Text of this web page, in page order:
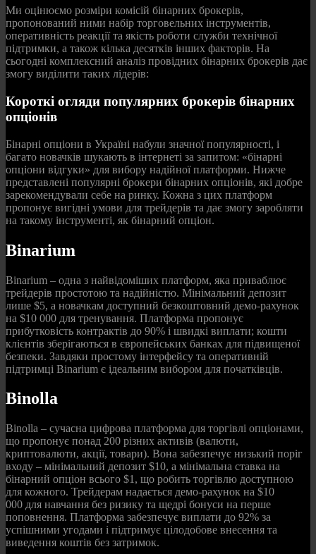
Ми оцінюємо розміри комісій бінарних брокерів,
пропонований ними набір торговельних інструментів,
оперативність реакції та якість роботи служби технічної
підтримки, а також кілька десятків інших факторів. На
сьогодні комплексний аналіз провідних бінарних брокерів дає
змогу виділити таких лідерів:
Короткі огляди популярних брокерів бінарних
опціонів
Бінарні опціони в Україні набули значної популярності, і
багато новачків шукають в інтернеті за запитом: «бінарні
опціони відгуки» для вибору надійної платформи. Нижче
представлені популярні брокери бінарних опціонів, які добре
зарекомендували себе на ринку. Кожна з цих платформ
пропонує вигідні умови для трейдерів та дає змогу заробляти
на такому інструменті, як бінарний опціон.
Binarium
Binarium – одна з найвідоміших платформ, яка приваблює
трейдерів простотою та надійністю. Мінімальний депозит
лише $5, а новачкам доступний безкоштовний демо-рахунок
на $10 000 для тренування. Платформа пропонує
прибутковість контрактів до 90% і швидкі виплати; кошти
клієнтів зберігаються в європейських банках для підвищеної
безпеки. Завдяки простому інтерфейсу та оперативній
підтримці Binarium є ідеальним вибором для початківців.
Binolla
Binolla – сучасна цифрова платформа для торгівлі опціонами,
що пропонує понад 200 різних активів (валюти,
криптовалюти, акції, товари). Вона забезпечує низький поріг
входу – мінімальний депозит $10, а мінімальна ставка на
бінарний опціон всього $1, що робить торгівлю доступною
для кожного. Трейдерам надається демо-рахунок на $10
000 для навчання без ризику та щедрі бонуси на перше
поповнення. Платформа забезпечує виплати до 92% за
успішними угодами і підтримує цілодобове внесення та
виведення коштів без затримок.